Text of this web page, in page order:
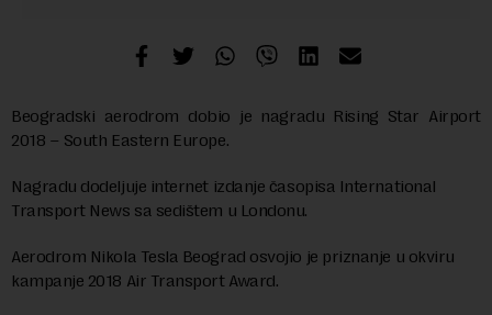
Beogradski aerodrom dobio je nagradu Rising Star Airport
2018 – South Eastern Europe.
Nagradu dodeljuje internet izdanje časopisa International
Transport News sa sedištem u Londonu.
Aerodrom Nikola Tesla Beograd osvojio je priznanje u okviru
kampanje 2018 Air Transport Award.